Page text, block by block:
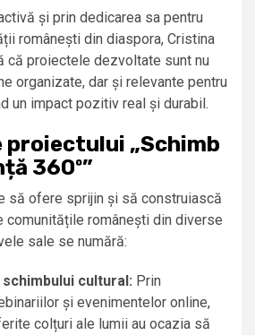
și prin dedicarea sa pentru
românești din diaspora, Cristina
că proiectele dezvoltate sunt nu
organizate, dar și relevante pentru
un impact pozitiv real și durabil.
proiectului „Schimb
360º”
să ofere sprijin și să construiască
comunitățile românești din diverse
sale se numără:
cultural: Prin
și evenimentelor online,
colțuri ale lumii au ocazia să